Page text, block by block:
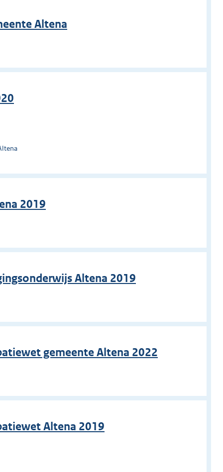
Altena
2019
Altena 2019
gemeente Altena 2022
Altena 2019